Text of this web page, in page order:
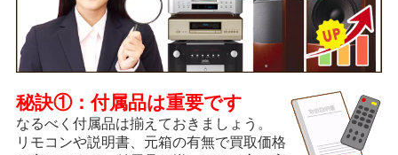
秘訣①：付属品は重要です
なるべく付属品は揃えておきましょう。
リモコンや説明書、元箱の有無で買取価格